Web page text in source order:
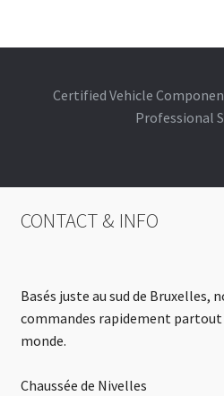
Certified Vehicle
Professional
CONTACT & INFO
Basés juste au sud de Bruxelles,
commandes rapidement partout
monde.
Chaussée de Nivelles